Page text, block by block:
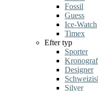
Fossil
Guess
Ice-Watch
Timex
Efter typ
Sporter
Designer
Silver